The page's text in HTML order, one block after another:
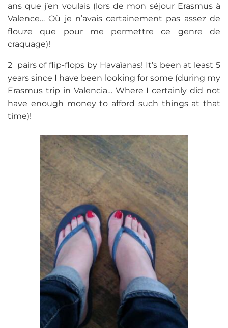
ans que j’en voulais (lors de mon séjour Erasmus à
Valence… Où je n’avais certainement pas assez de
flouze que pour me permettre ce genre de
craquage)!
2 pairs of flip-flops by Havaïanas! It’s been at least 5
years since I have been looking for some (during my
Erasmus trip in Valencia… Where I certainly did not
have enough money to afford such things at that
time)!